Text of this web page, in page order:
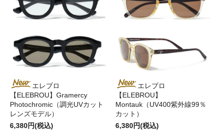
エレブロ
【ELEBROU】Gramercy
Photochromic（調光UVカット
レンズモデル）
6,380円(税込)
エレブロ
【ELEBROU】
Montauk（UV400紫外線99％
カット）
6,380円(税込)